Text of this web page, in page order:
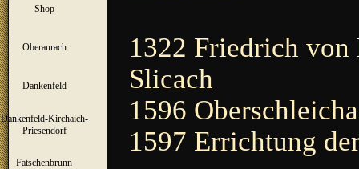
Shop
Oberaurach
Dankenfeld ▼
Dankenfeld-Kirchaich-
Priesendorf
Fatschenbrunn
1322 Friedrich
Slicach
1596
1597 Errichtung